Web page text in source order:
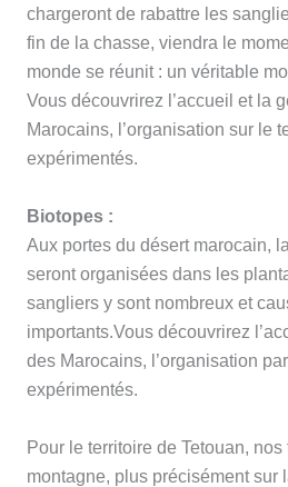
chargeront de rabattre les
fin de la chasse, viendra le
monde se réunit : un véritable
Vous découvrirez l’accueil et la
Marocains, l’organisation sur le
expérimentés.
Biotopes :
Aux portes du désert marocain,
seront organisées dans les
sangliers y sont nombreux et
importants.Vous découvrirez
des Marocains, l’organisation
expérimentés.
Pour le territoire de Tetouan,
montagne, plus précisément sur